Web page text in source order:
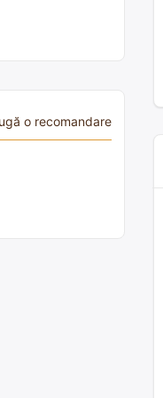
o recomandare